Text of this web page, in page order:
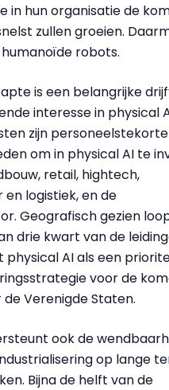
in hun organisatie de
zullen groeien.
robots.
is een belangrijke
interesse in physical
zijn
om in physical AI te
retail, hightech,
logistiek, en de
Geografisch gezien
drie kwart van de
physical AI als een
voor de
Verenigde Staten.
ook de
op lange
Bijna de helft van de